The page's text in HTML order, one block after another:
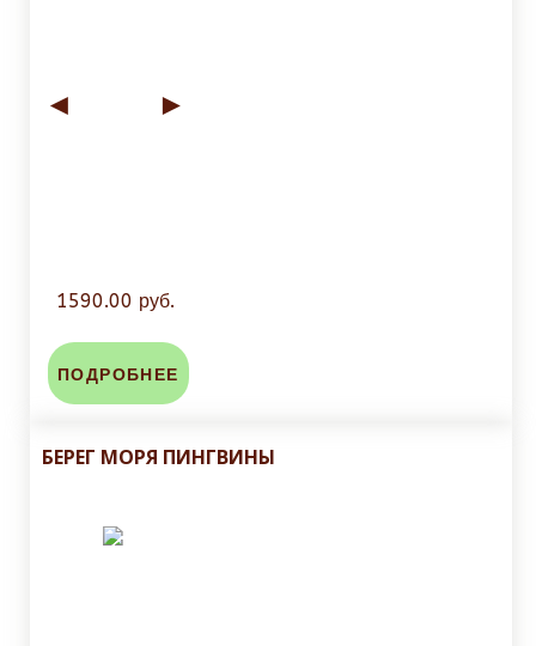
◄ ►
1590.00 руб.
ПОДРОБНЕЕ
БЕРЕГ МОРЯ ПИНГВИНЫ